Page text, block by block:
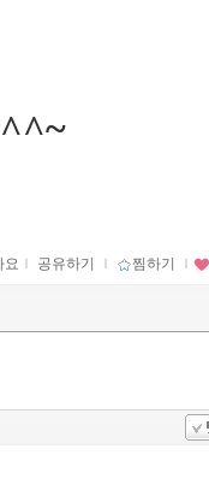
요 ｌ 공유하기 ｌ 찜하기 ｌ